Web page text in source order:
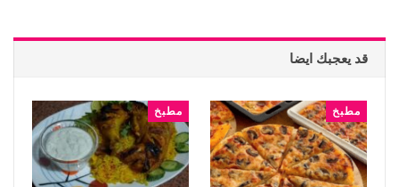
قد يعجبك ايضا
مطبخ مطبخ